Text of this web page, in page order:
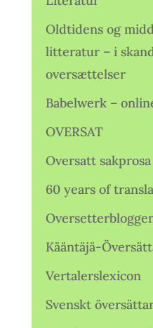
Oldtidens og
litteratur – i
oversættelser
Babelwerk –
OVERSAT
Oversatt sakprosa
60 years of
Kääntäjä-
Vertalerslexicon
Svenskt